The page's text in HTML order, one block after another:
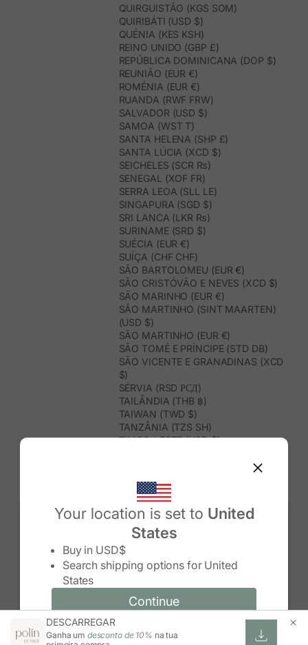
Your location is set to United
States
Buy in USD$
Search shipping options for United
States
Continue
Change country/region and language
Change country/region
Continue
QUIRGUISTÃO (KGS SOM)
QUIRIBÁTI (USD $)
QUÉNIA (KES KSH)
REINO UNIDO (GBP £)
REPÚBLICA DOMINICANA (DOP $)
REUNIÃO (EUR €)
ROMÉNIA (EUR €)
RUANDA (RWF FRW)
SALVADOR (USD $)
SAMOA (WST T)
SANTA HELENA (SHP £)
SANTA LÚCIA (XCD $)
SEICHELES (SCR ₨)
SENEGAL (XOF FR)
SERRA LEOA (SLL LE)
SINGAPURA (SGD $)
SRI LANCA (LKR ₨)
SURINAME (SRD $)
SUÉCIA (EUR €)
SUÍÇA (CHF CHF)
SÃO BARTOLOMEU (EUR €)
SÃO CRISTÓVÃO E NEVES (XCD $)
SÃO MARINHO (EUR €)
SÃO MARTINHO (SINT MAARTEN)
(USD $)
SÃO MARTINHO (EUR €)
SÃO TOMÉ E PRÍNCIPE (STD DB)
SÃO VICENTE E GRANADINAS (XCD
$)
SÉRVIA (RSD РСД)
TAILÂNDIA (THB ฿)
TAIWAN (TWD $)
TANZÂNIA (TZS SH)
TIMOR-LESTE (USD $)
TRINDADE E TOBAGO (TTD $)
TUNÍSIA (USD $)
TURQUEMENISTÃO (USD $)
TURQUIA (TRY ₺)
TUVALU (AUD $)
UGANDA (UGX USH)
URUGUAI (UYU $U)
USBEQUISTÃO (UZS SO'M)
VENEZUELA (USD $)
VIETNAME (VND ₫)
WALLIS E FUTUNA (XPF FR)
ZIMBABUÉ (USD $)
DESCARREGAR
Ganha um desconto de 10% na tua